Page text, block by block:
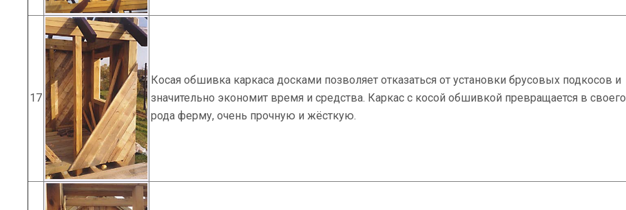
17
Косая обшивка каркаса досками позволяет отказаться от установки брусовых подкосов и
значительно экономит время и средства. Каркас с косой обшивкой превращается в своего
рода ферму, очень прочную и жёсткую.